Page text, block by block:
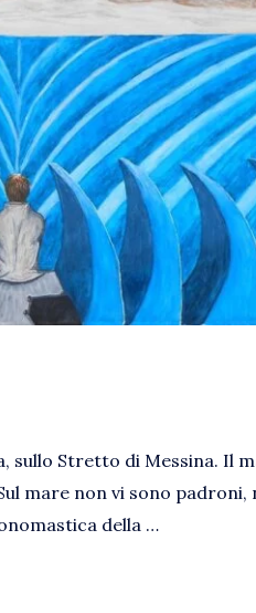
sullo Stretto di Messina. Il
mare non vi sono
della …